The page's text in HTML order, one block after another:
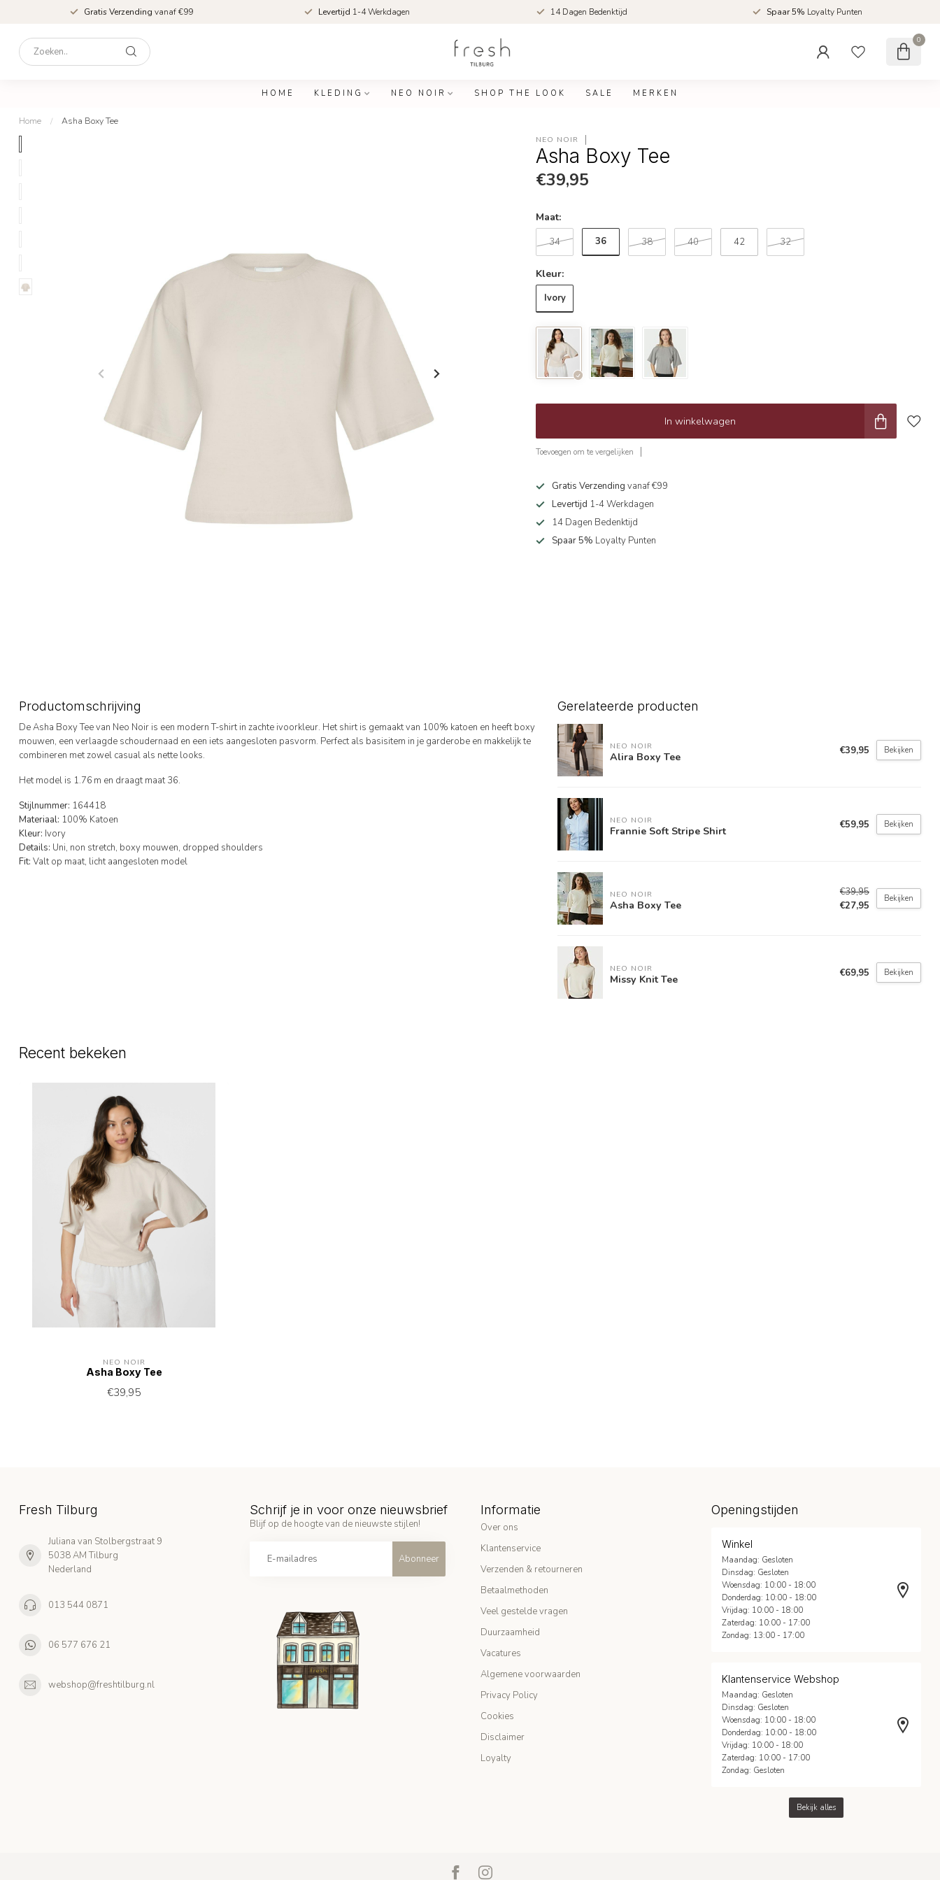
Gratis Verzending vanaf €99 Levertijd 1-4 Werkdagen 14 Dagen Bedenktijd Spaar 5% Loyalty Punten
0
HOME KLEDING NEO NOIR SHOP THE LOOK SALE MERKEN
Home / Asha Boxy Tee
NEO NOIR
Asha Boxy Tee
€39,95
Maat:
34 36 38 40 42 32
Kleur:
Ivory
In winkelwagen
Toevoegen om te vergelijken
Gratis Verzendingvanaf €99
Levertijd 1-4 Werkdagen
14 Dagen Bedenktijd
Spaar 5% Loyalty Punten
Productomschrijving
De Asha Boxy Tee van Neo Noir is een modern T-shirt in zachte ivoorkleur. Het shirt is gemaakt van 100% katoen en heeft boxy
mouwen, een verlaagde schoudernaad en een iets aangesloten pasvorm. Perfect als basisitem in je garderobe en makkelijk te
combineren met zowel casual als nette looks.
Het model is 1.76 m en draagt maat 36.
Stijlnummer: 164418
Materiaal: 100% Katoen
Kleur: Ivory
Details: Uni, non stretch, boxy mouwen, dropped shoulders
Fit: Valt op maat, licht aangesloten model
Gerelateerde producten
NEO NOIR
Alira Boxy Tee €39,95 Bekijken
NEO NOIR
Frannie Soft Stripe Shirt €59,95 Bekijken
NEO NOIR
Asha Boxy Tee
€39,95
€27,95
Bekijken
NEO NOIR
Missy Knit Tee €69,95 Bekijken
Recent bekeken
NEO NOIR
Asha Boxy Tee
€39,95
Fresh Tilburg
Juliana van Stolbergstraat 9
5038 AM Tilburg
Nederland
013 544 0871
06 577 676 21
webshop@freshtilburg.nl
Schrijf je in voor onze nieuwsbrief
Blijf op de hoogte van de nieuwste stijlen!
Abonneer
Informatie
Over ons
Klantenservice
Verzenden & retourneren
Betaalmethoden
Veel gestelde vragen
Duurzaamheid
Vacatures
Algemene voorwaarden
Privacy Policy
Cookies
Disclaimer
Loyalty
Openingstijden
Winkel
Maandag: Gesloten
Dinsdag: Gesloten
Woensdag: 10:00 - 18:00
Donderdag: 10:00 - 18:00
Vrijdag: 10:00 - 18:00
Zaterdag: 10:00 - 17:00
Zondag: 13:00 - 17:00
Klantenservice Webshop
Maandag: Gesloten
Dinsdag: Gesloten
Woensdag: 10:00 - 18:00
Donderdag: 10:00 - 18:00
Vrijdag: 10:00 - 18:00
Zaterdag: 10:00 - 17:00
Zondag: Gesloten
Bekijk alles